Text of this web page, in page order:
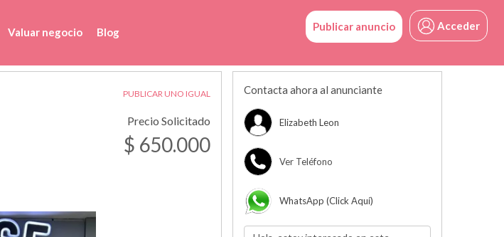
Valuar negocio Blog Publicar anuncio Acceder
PUBLICAR UNO IGUAL
Precio Solicitado
$ 650.000
Contacta ahora al anunciante
Elizabeth Leon
Ver Teléfono
WhatsApp (click Aquí)